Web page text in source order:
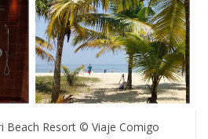
Beach Resort © Viaje Comigo